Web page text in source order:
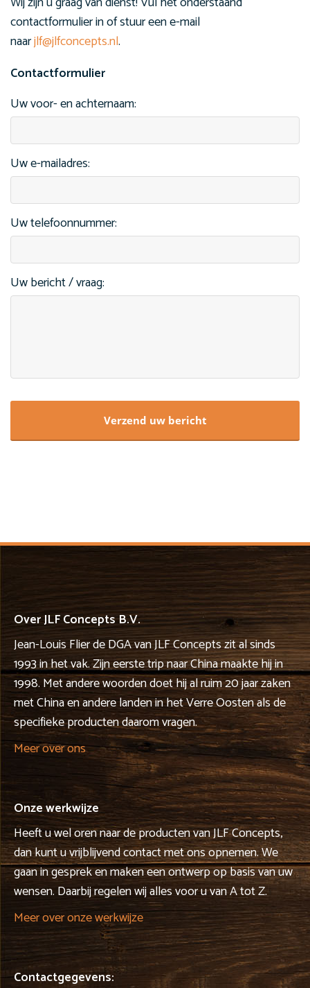
contactformulier in of stuur een e-mail
naarjlf@jlfconcepts.nl.
Contactformulier
Uw voor- en achternaam:
Uw e-mailadres:
Uw telefoonnummer:
Uw bericht / vraag:
CAPTCHA
Over JLF Concepts B.V.
Jean-Louis Flier de DGA van JLF Concepts zit al sinds
1993 in het vak. Zijn eerste trip naar China maakte hij in
1998. Met andere woorden doet hij al ruim 20 jaar zaken
met China en andere landen in het Verre Oosten als de
specifieke producten daarom vragen.
Meer over ons
Onze werkwijze
Heeft u wel oren naar de producten van JLF Concepts,
dan kunt u vrijblijvend contact met ons opnemen. We
gaan in gesprek en maken een ontwerp op basis van uw
wensen. Daarbij regelen wij alles voor u van A tot Z.
Meer over onze werkwijze
Contactgegevens: